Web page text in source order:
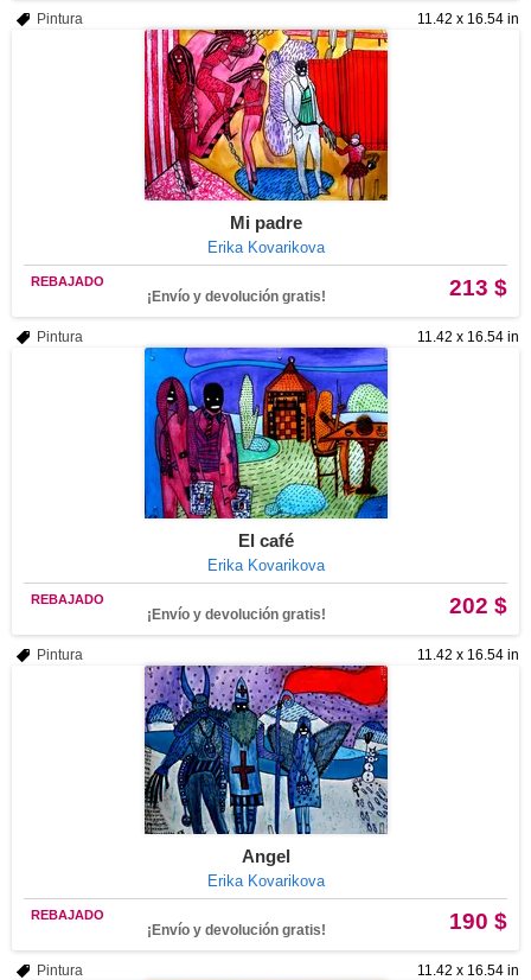
11.42 x 16.54 in
Pintura
Mi padre
Erika Kovarikova
213 $
REBAJADO
¡Envío y devolución gratis!
11.42 x 16.54 in
Pintura
El café
Erika Kovarikova
202 $
REBAJADO
¡Envío y devolución gratis!
11.42 x 16.54 in
Pintura
Angel
Erika Kovarikova
190 $
REBAJADO
¡Envío y devolución gratis!
11.42 x 16.54 in
Pintura